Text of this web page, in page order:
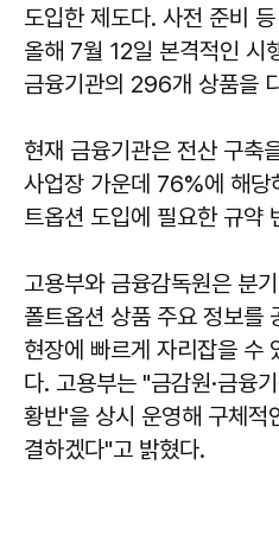
도입한 제도다. 사전 준비
올해 7월 12일 본격적인 시
금융기관의 296개 상품을
현재 금융기관은 전산 구축
사업장 가운데 76%에 해
트옵션 도입에 필요한 규약
고용부와 금융감독원은 분
폴트옵션 상품 주요 정보를
현장에 빠르게 자리잡을 수
다. 고용부는 "금감원·금융
황반'을 상시 운영해 구체적
결하겠다"고 밝혔다.